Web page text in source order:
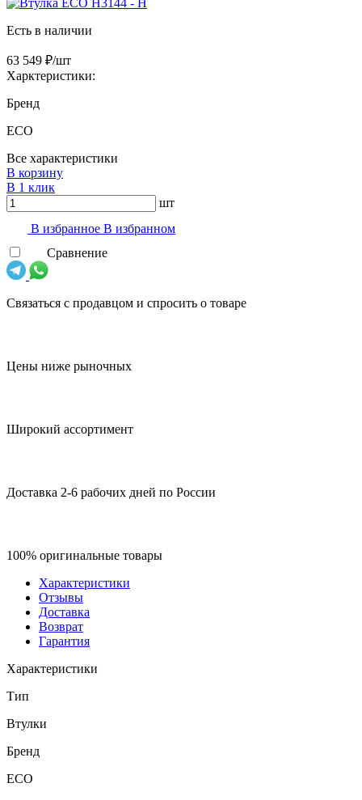
Есть в наличии
63 549 ₽/шт
Харктеристики:
Бренд
ECO
Все характеристики
В корзину
В 1 клик
шт
В избранноe В избранном
Сравнение
Связаться с продавцом и спросить о товаре
Цены ниже рыночных
Широкий ассортимент
Доставка 2-6 рабочих дней по России
100% оригинальные товары
Характеристики
Отзывы
Доставка
Возврат
Гарантия
Характеристики
Тип
Втулки
Бренд
ECO